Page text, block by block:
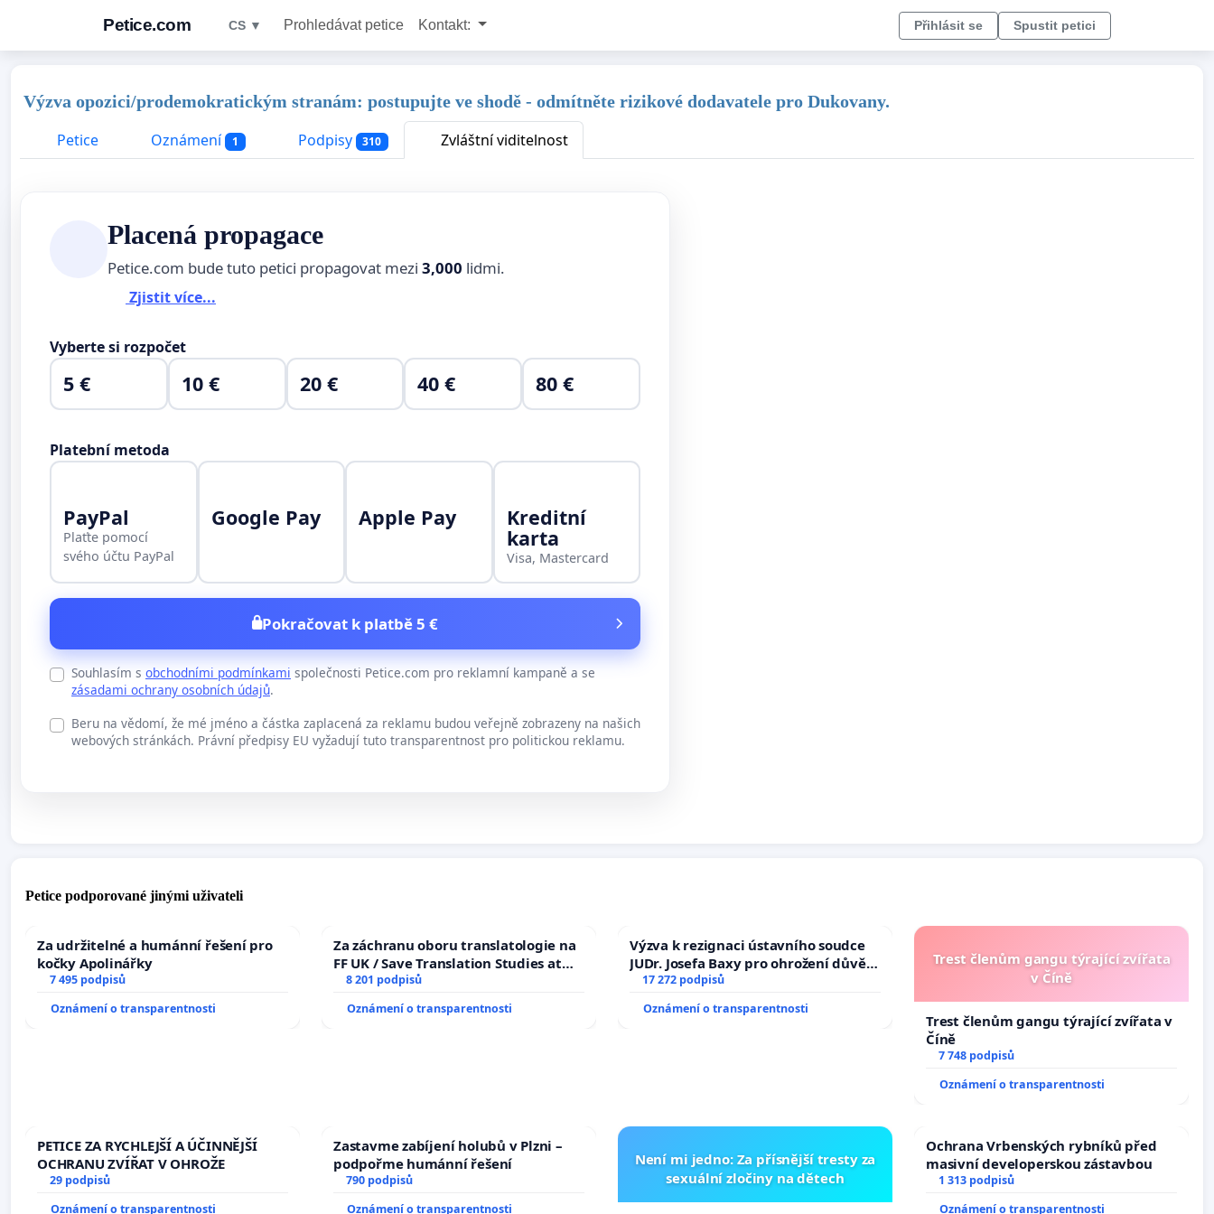
Petice.com CS ▼ Prohledávat petice Kontakt: Přihlásit se Spustit petici
Výzva opozici/prodemokratickým stranám: postupujte ve shodě - odmítněte rizikové dodavatele pro Dukovany.
Petice
Oznámení 1 Podpisy 310 Zvláštní viditelnost
Placená propagace
Petice.com bude tuto petici propagovat mezi 3,000 lidmi.
Zjistit více...
Vyberte si rozpočet
5 € 10 € 20 € 40 € 80 €
Platební metoda
PayPal
Plaťte pomocí
svého účtu PayPal
Google Pay Apple Pay Kreditní
karta
Visa, Mastercard
Pokračovat k platbě 5 €
Souhlasím s obchodními podmínkami společnosti Petice.com pro reklamní kampaně a se
zásadami ochrany osobních údajů.
Beru na vědomí, že mé jméno a částka zaplacená za reklamu budou veřejně zobrazeny na našich
webových stránkách. Právní předpisy EU vyžadují tuto transparentnost pro politickou reklamu.
Petice podporované jinými uživateli
Za udržitelné a humánní řešení pro
kočky Apolinářky
7 495 podpisů
Oznámení o transparentnosti
Za záchranu oboru translatologie na
FF UK / Save Translation Studies at
the Faculty of Arts, Charles
8 201 podpisů
Oznámení o transparentnosti
Výzva k rezignaci ústavního soudce
JUDr. Josefa Baxy pro ohrožení důvěry
ve spravedlivý proces
17 272 podpisů
Oznámení o transparentnosti
Trest členům gangu týrající zvířata
v Číně
Trest členům gangu týrající zvířata v
Číně
7 748 podpisů
Oznámení o transparentnosti
PETICE ZA RYCHLEJŠÍ A ÚČINNĚJŠÍ
OCHRANU ZVÍŘAT V OHROŽE
29 podpisů
Oznámení o transparentnosti
Zastavme zabíjení holubů v Plzni –
podpořme humánní řešení
790 podpisů
Oznámení o transparentnosti
Není mi jedno: Za přísnější tresty za
sexuální zločiny na dětech
Ochrana Vrbenských rybníků před
masivní developerskou zástavbou
1 313 podpisů
Oznámení o transparentnosti